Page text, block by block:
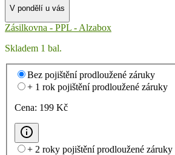
V pondělí u vás
Zásilkovna - PPL - Alzabox
Skladem 1 bal.
Bez pojištění prodloužené záruky
+ 1 rok pojištění prodloužené záruky
Cena: 199 Kč
+ 2 roky pojištění prodloužené záruky